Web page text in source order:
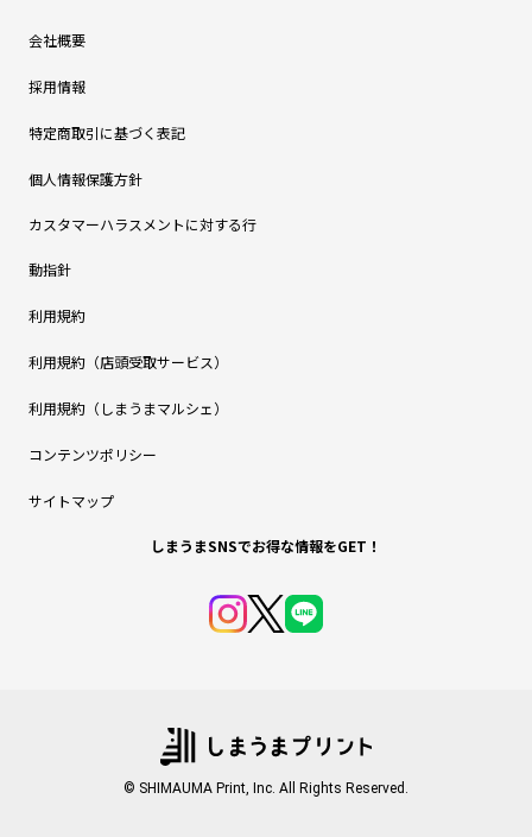
会社概要
採用情報
特定商取引に基づく表記
個人情報保護方針
カスタマーハラスメントに対する行
動指針
利用規約
利用規約（店頭受取サービス）
利用規約（しまうまマルシェ）
コンテンツポリシー
サイトマップ
しまうまSNSでお得な情報をGET！
© SHIMAUMA Print, Inc. All Rights Reserved.